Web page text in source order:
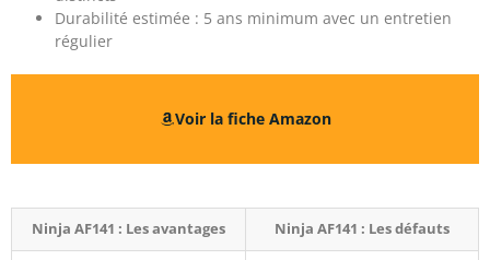
Durabilité estimée : 5 ans minimum avec un entretien
régulier
Voir la fiche Amazon
Ninja AF141 : Les avantages Ninja AF141 : Les défauts